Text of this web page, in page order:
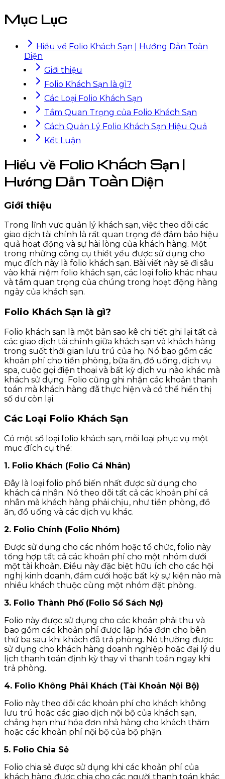
Mục Lục
Hiểu về Folio Khách Sạn | Hướng Dẫn Toàn
Diện
Giới thiệu
Folio Khách Sạn là gì?
Các Loại Folio Khách Sạn
Tầm Quan Trọng của Folio Khách Sạn
Cách Quản Lý Folio Khách Sạn Hiệu Quả
Kết Luận
Hiểu về Folio Khách Sạn |
Hướng Dẫn Toàn Diện
Giới thiệu
Trong lĩnh vực quản lý khách sạn, việc theo dõi các
giao dịch tài chính là rất quan trọng để đảm bảo hiệu
quả hoạt động và sự hài lòng của khách hàng. Một
trong những công cụ thiết yếu được sử dụng cho
mục đích này là folio khách sạn. Bài viết này sẽ đi sâu
vào khái niệm folio khách sạn, các loại folio khác nhau
và tầm quan trọng của chúng trong hoạt động hàng
ngày của khách sạn.
Folio Khách Sạn là gì?
Folio khách sạn là một bản sao kê chi tiết ghi lại tất cả
các giao dịch tài chính giữa khách sạn và khách hàng
trong suốt thời gian lưu trú của họ. Nó bao gồm các
khoản phí cho tiền phòng, bữa ăn, đồ uống, dịch vụ
spa, cuộc gọi điện thoại và bất kỳ dịch vụ nào khác mà
khách sử dụng. Folio cũng ghi nhận các khoản thanh
toán mà khách hàng đã thực hiện và có thể hiển thị
số dư còn lại.
Các Loại Folio Khách Sạn
Có một số loại folio khách sạn, mỗi loại phục vụ một
mục đích cụ thể:
1. Folio Khách (Folio Cá Nhân)
Đây là loại folio phổ biến nhất được sử dụng cho
khách cá nhân. Nó theo dõi tất cả các khoản phí cá
nhân mà khách hàng phải chịu, như tiền phòng, đồ
ăn, đồ uống và các dịch vụ khác.
2. Folio Chính (Folio Nhóm)
Được sử dụng cho các nhóm hoặc tổ chức, folio này
tổng hợp tất cả các khoản phí cho một nhóm dưới
một tài khoản. Điều này đặc biệt hữu ích cho các hội
nghị kinh doanh, đám cưới hoặc bất kỳ sự kiện nào mà
nhiều khách thuộc cùng một nhóm đặt phòng.
3. Folio Thành Phố (Folio Sổ Sách Nợ)
Folio này được sử dụng cho các khoản phải thu và
bao gồm các khoản phí được lập hóa đơn cho bên
thứ ba sau khi khách đã trả phòng. Nó thường được
sử dụng cho khách hàng doanh nghiệp hoặc đại lý du
lịch thanh toán định kỳ thay vì thanh toán ngay khi
trả phòng.
4. Folio Không Phải Khách (Tài Khoản Nội Bộ)
Folio này theo dõi các khoản phí cho khách không
lưu trú hoặc các giao dịch nội bộ của khách sạn,
chẳng hạn như hóa đơn nhà hàng cho khách thăm
hoặc các khoản phí nội bộ của bộ phận.
5. Folio Chia Sẻ
Folio chia sẻ được sử dụng khi các khoản phí của
khách hàng được chia cho các người thanh toán khác